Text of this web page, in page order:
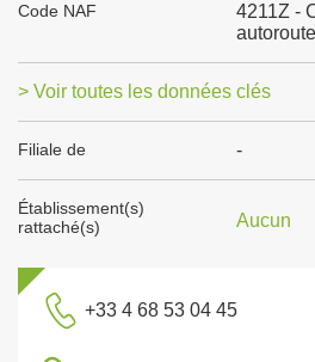
Code NAF
4211Z -
> Voir toutes les données clés
Filiale de -
Établissement(s)
rattaché(s)
Aucun
+33 4 68 53 04 45